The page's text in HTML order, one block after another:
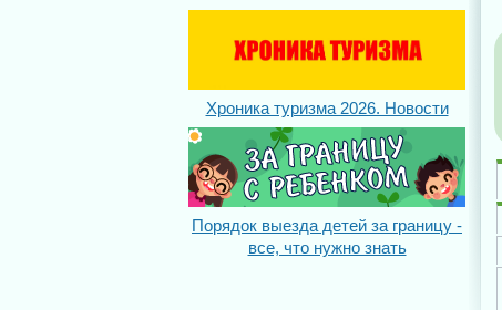
Хроника туризма 2026. Новости
Порядок выезда детей за границу -
все, что нужно знать